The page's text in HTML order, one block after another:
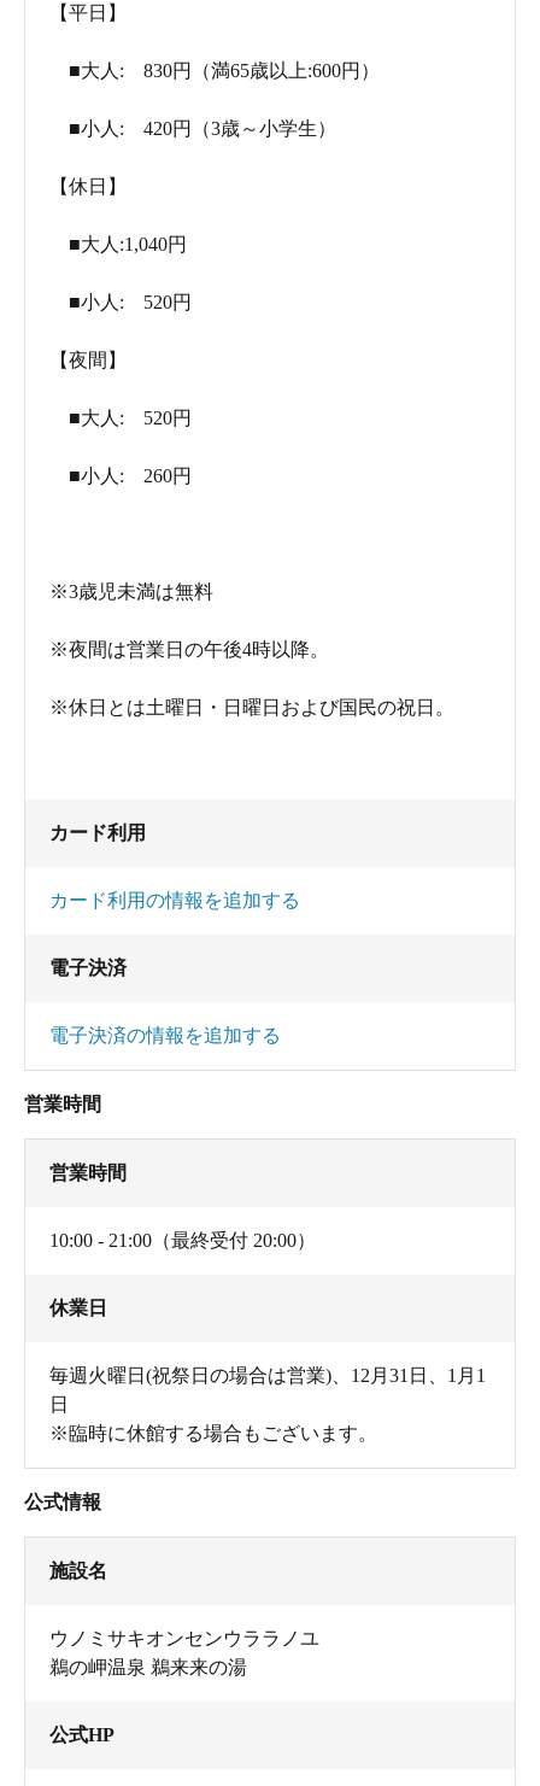
【平日】
■大人: 830円（満65歳以上:600円）
■小人: 420円（3歳～小学生）
【休日】
■大人:1,040円
■小人: 520円
【夜間】
■大人: 520円
■小人: 260円
※3歳児未満は無料
※夜間は営業日の午後4時以降。
※休日とは土曜日・日曜日および国民の祝日。
カード利用
カード利用の情報を追加する
電子決済
電子決済の情報を追加する
営業時間
営業時間
10:00 - 21:00（最終受付 20:00）
休業日
毎週火曜日(祝祭日の場合は営業)、12月31日、1月1
日
※臨時に休館する場合もございます。
公式情報
施設名
ウノミサキオンセンウララノユ
鵜の岬温泉 鵜来来の湯
公式HP